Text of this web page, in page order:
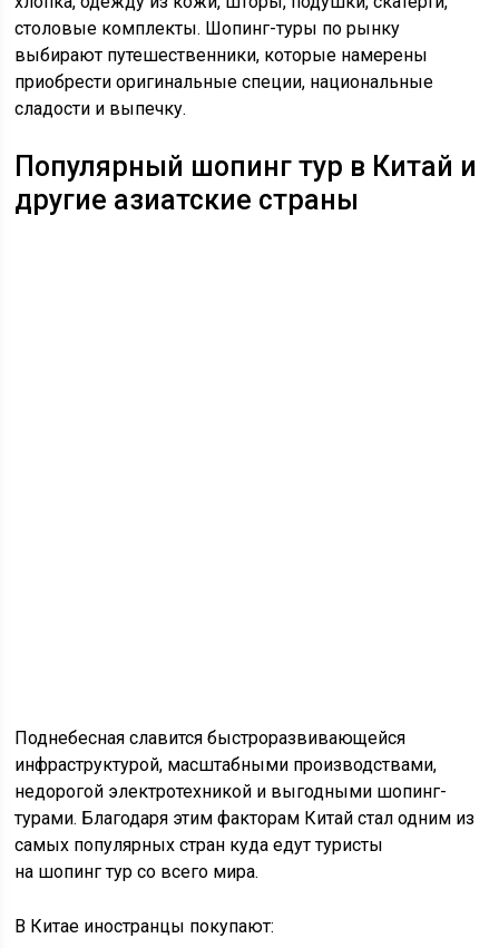
столовые комплекты. Шопинг-туры по рынку
выбирают путешественники, которые намерены
приобрести оригинальные специи, национальные
сладости и выпечку.
Популярный шопинг тур в Китай и
другие азиатские страны
Поднебесная славится быстроразвивающейся
инфраструктурой, масштабными производствами,
недорогой электротехникой и выгодными шопинг-
турами. Благодаря этим факторам Китай стал одним из
самых популярных стран куда едут туристы
на шопингтур со всего мира.
В Китае иностранцы покупают: